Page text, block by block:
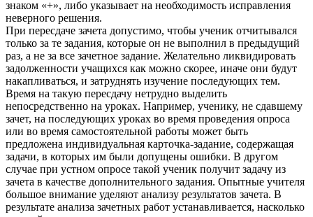
знаком «+», либо указывает на необходимость исправления
неверного решения.
При пересдаче зачета допустимо, чтобы ученик отчитывался
только за те задания, которые он не выполнил в предыдущий
раз, а не за все зачетное задание. Желательно ликвидировать
задолженности учащихся как можно скорее, иначе они будут
накапливаться, и затруднять изучение последующих тем.
Время на такую пересдачу нетрудно выделить
непосредственно на уроках. Например, ученику, не сдавшему
зачет, на последующих уроках во время проведения опроса
или во время самостоятельной работы может быть
предложена индивидуальная карточка-задание, содержащая
задачи, в которых им были допущены ошибки. В другом
случае при устном опросе такой ученик получит задачу из
зачета в качестве дополнительного задания. Опытные учителя
большое внимание уделяют анализу результатов зачета. В
результате анализа зачетных работ устанавливается, насколько